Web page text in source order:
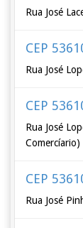
Rua José
CEP
Rua José
CEP
Rua José
Comercíario)
CEP
Rua José